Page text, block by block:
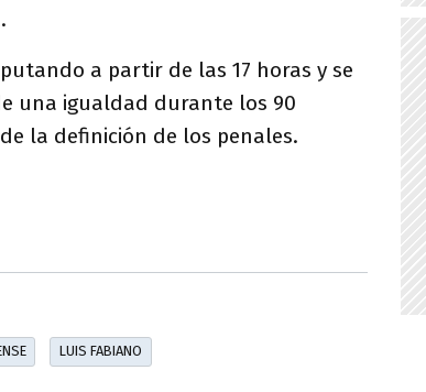
a partir de las 17 horas y se
una igualdad durante los 90
la definición de los penales.
LUIS FABIANO